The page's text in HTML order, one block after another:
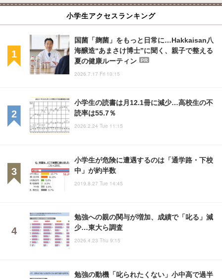
小学生アクセスランキング
国菌「麹菌」をもっと日常に…Hakkaisan八
海醸造“あまさけ博士”に聞く、親子で整える
夏の健康ルーティン
PR
2026.7.17 Fri 10:15
小学生の読書は月12.1冊に減少…高校生の不
読率は55.7％
2026.2.24 Tue 11:15
小学生が危険に遭遇するのは「通学路・下校
中」が約半数
2019.8.27 Tue 14:45
勉強への親の関与が増加、成績で「叱る」減
少…東大ら調査
2026.4.23 Thu 9:15
勉強の動機「叱られたくない」小中高で過半